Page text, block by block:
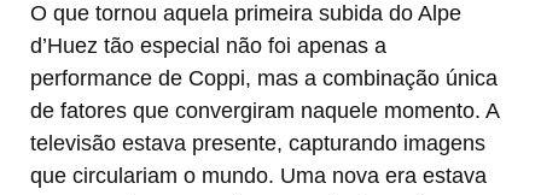
O que tornou aquela primeira subida do Alpe
d’Huez tão especial não foi apenas a
performance de Coppi, mas a combinação única
de fatores que convergiram naquele momento. A
televisão estava presente, capturando imagens
que circulariam o mundo. Uma nova era estava